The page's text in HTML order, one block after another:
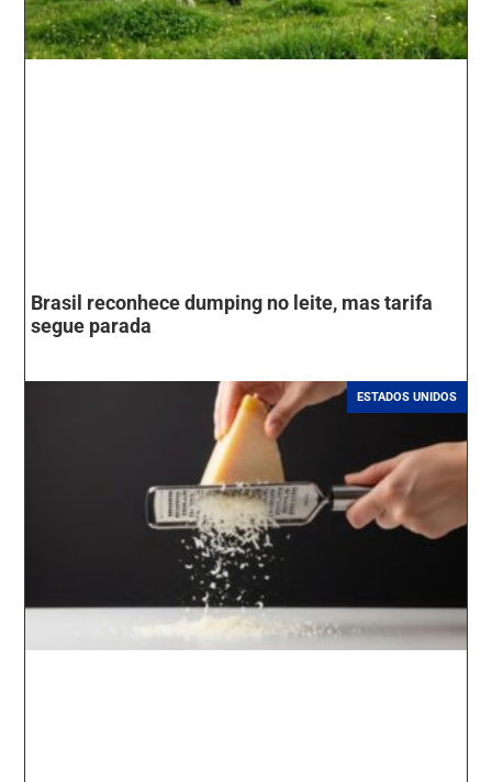
Brasil reconhece dumping no leite, mas tarifa
segue parada
ESTADOS UNIDOS